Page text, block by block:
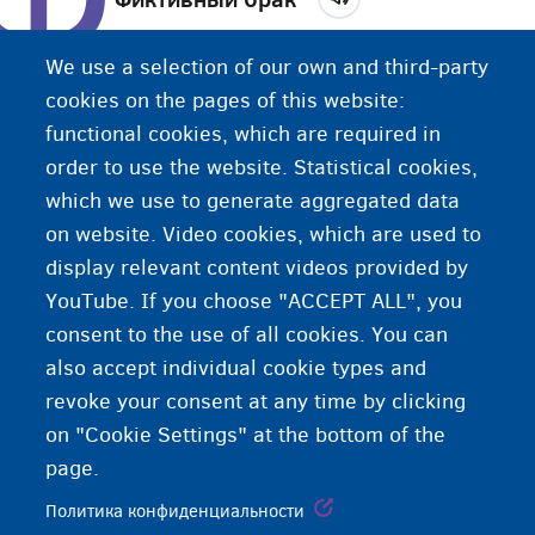
Брак, в котором хотя бы один из супругов
вступает в брачные отношения только для того,
чтобы получить вид на жительство в стране, а
не чтобы связать свою жизнь с другим
человеком.
We use a selection of our own and third-party
cookies on the pages of this website:
functional cookies, which are required in
order to use the website. Statistical cookies,
which we use to generate aggregated data
on website. Video cookies, which are used to
display relevant content videos provided by
YouTube. If you choose "ACCEPT ALL", you
consent to the use of all cookies. You can
also accept individual cookie types and
revoke your consent at any time by clicking
on "Cookie Settings" at the bottom of the
page.
Политика конфиденциальности